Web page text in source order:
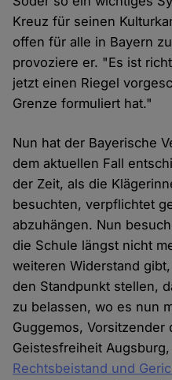
Kreuz für seinen
offen für alle in Bayern
provoziere er. "Es ist
jetzt einen Riegel
Grenze formuliert hat."
Nun hat der Bayerische
dem aktuellen Fall
der Zeit, als die
besuchten, verpflichtet
abzuhängen. Nun
die Schule längst nicht
weiteren Widerstand
den Standpunkt stellen,
zu belassen, wo es nun
Guggemos, Vorsitzender
Geistesfreiheit Augsburg,
Rechtsbeistand und